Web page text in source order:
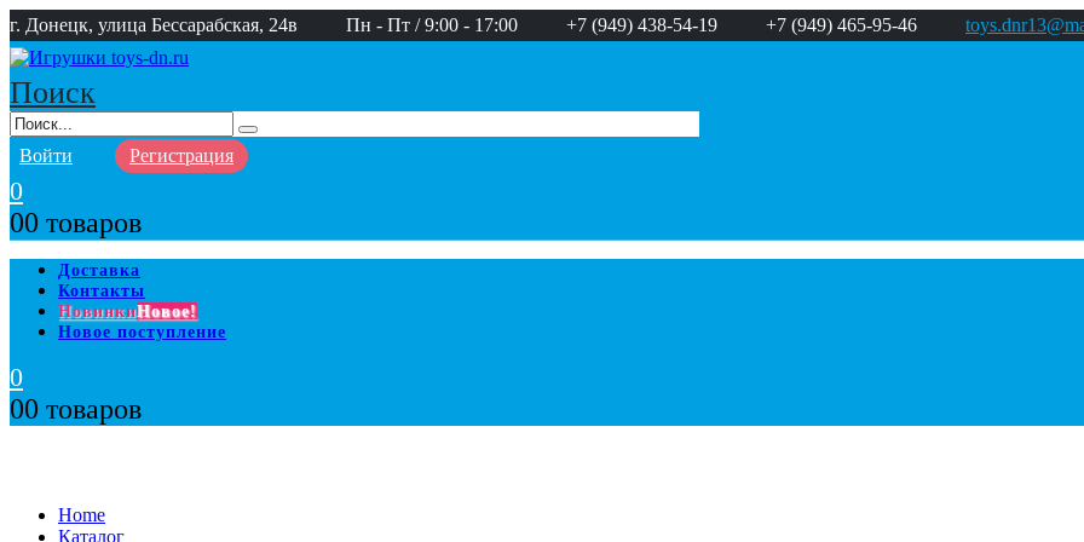
г. Донецк, улица Бессарабская, 24в Пн - Пт / 9:00 - 17:00 +7 (949) 438-54-19 +7 (949) 465-95-46
Поиск
Войти Регистрация
0
00 товаров
Доставка
Контакты
НовинкиНовое!
Новое поступление
0
00 товаров
Home
Каталог